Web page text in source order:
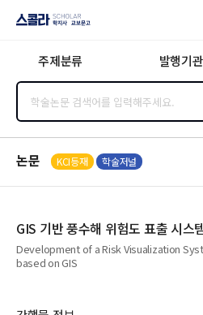
지사·교보문고
주제분류 발행기관
논문 KCI등재 학술저널
GIS 기반 풍수해 위험도 표출 시스
Development of a Risk Visualization
based on GIS